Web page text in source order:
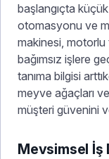
başlangıçta
otomasyonu ve
makinesi, motorlu
bağımsız işlere
tanıma bilgisi
meyve ağaçları
müşteri güvenini
Mevsimsel İş